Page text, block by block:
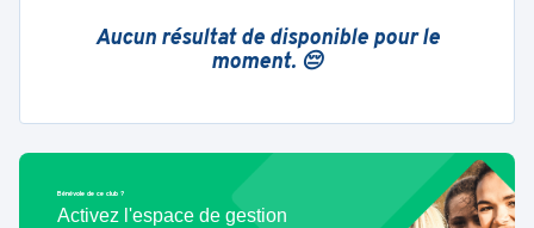
Aucun résultat de disponible pour le
moment. 😔
Bénévole de ce club ?
Activez l'espace de gestion